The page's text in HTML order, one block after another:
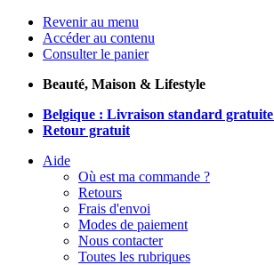
Revenir au menu
Accéder au contenu
Consulter le panier
Beauté, Maison & Lifestyle
Belgique : Livraison standard gratuite
Retour gratuit
Aide
Où est ma commande ?
Retours
Frais d'envoi
Modes de paiement
Nous contacter
Toutes les rubriques